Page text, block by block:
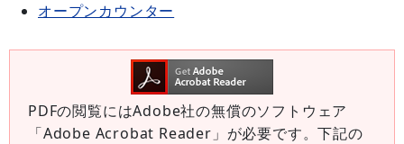
オープンカウンター
PDFの閲覧にはAdobe社の無償のソフトウェア
「Adobe Acrobat Reader」が必要です。下記の